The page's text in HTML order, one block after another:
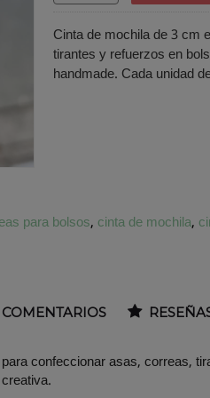
Cinta de mochila de 3 cm
tirantes y refuerzos en
handmade. Cada unidad
para bolsos cinta de mochila
COMENTARIOS
confeccionar asas, correas,